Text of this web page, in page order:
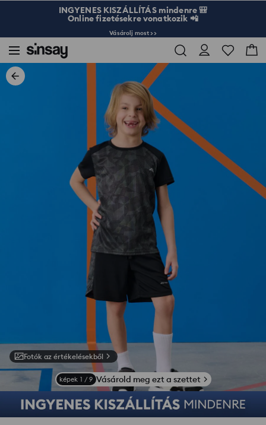
INGYENES KISZÁLLÍTÁS mindenre 🎒
Online fizetésekre vonatkozik 📲
Vásárolj most >>
Fotók az értékelésekből
képek 1 / 9 Vásárold meg ezt a szettet